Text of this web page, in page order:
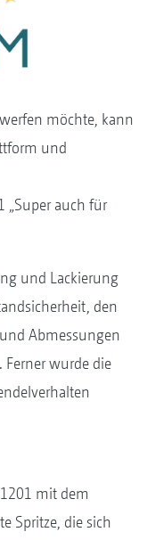
möchte, kann
und
„Super auch für
und Lackierung
den
Abmessungen
wurde die
1201 mit dem
Spritze, die sich